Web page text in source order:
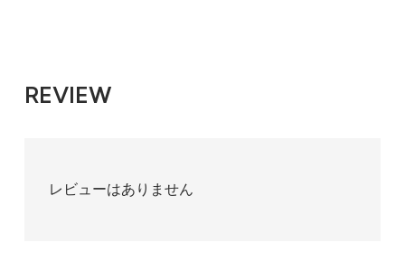
REVIEW
レビューはありません